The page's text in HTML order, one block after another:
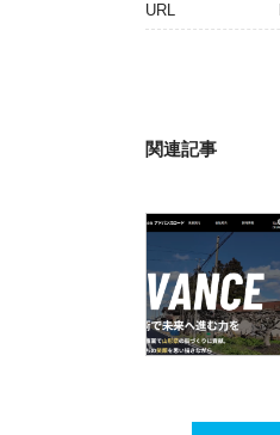
URL
関連記事